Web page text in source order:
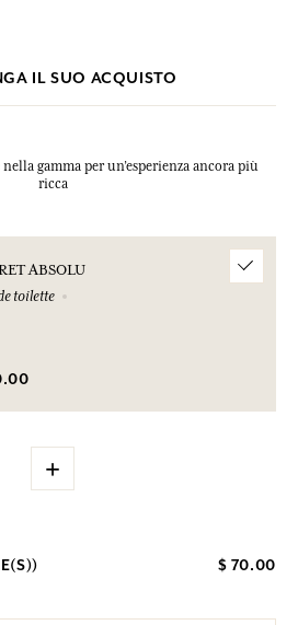
IL SUO ACQUISTO
gamma per un’esperienza ancora più
ricca
ABSOLU
toilette
+
$ 70.00